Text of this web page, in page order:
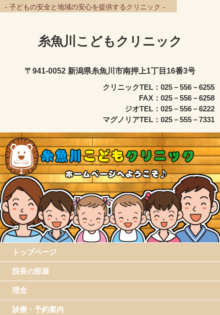
- 子どもの安全と地域の安心を提供するクリニック -
糸魚川こどもクリニック
〒941-0052 新潟県糸魚川市南押上1丁目16番3号
クリニックTEL：025－556－6255
FAX：025－556－6258
ジオTEL：025－556－6222
マグノリアTEL：025－555－7331
トップページ
院長の部屋
理念
診療・予約案内